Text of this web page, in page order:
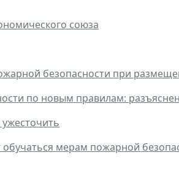
союза
безопасности при
по новым правилам:
обучаться мерам пожарной